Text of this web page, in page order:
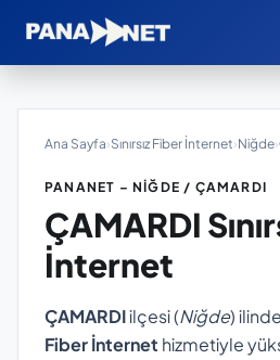
Ana Sayfa›Sınırsız Fiber İnternet›Niğde›
PANANET – NIĞDE / ÇAMARDI
ÇAMARDI
İnternet
ÇAMARDIilçesi (Niğde) ilinde
Fiber İnternet hizmetiyle